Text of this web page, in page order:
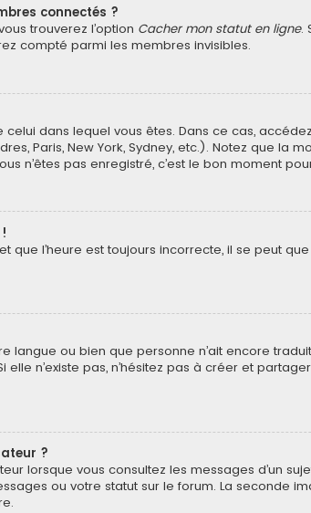
connectés ?
trouverez l’option Cacher mon statut en ligne.
compté parmi les membres invisibles.
dans lequel vous êtes. Dans ce cas,
Paris, New York, Sydney, etc.). Notez que la
n’êtes pas enregistré, c’est le bon moment
l’heure est toujours incorrecte, il se peut
langue ou bien que personne n’ait encore
n’existe pas, n’hésitez pas à créer et
?
lorsque vous consultez les messages d’un
ou votre statut sur le forum. La seconde